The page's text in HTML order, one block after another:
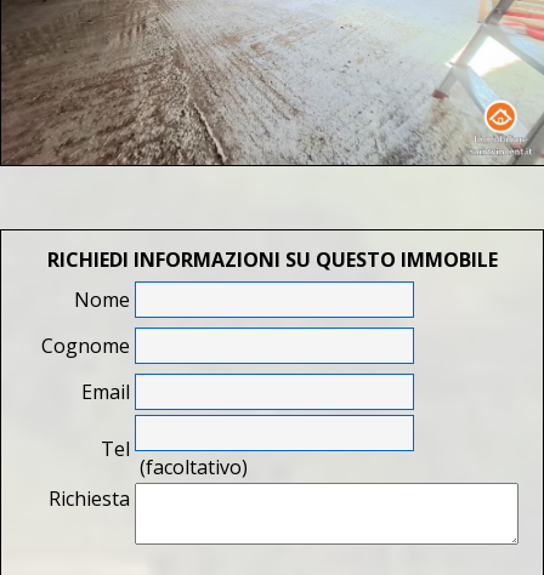
RICHIEDI INFORMAZIONI SU QUESTO IMMOBILE
Nome
Cognome
Email
Tel
(facoltativo)
Richiesta